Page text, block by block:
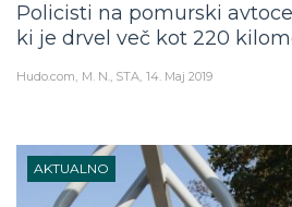
Policisti na pomurski
ki je drvel več kot 220
Hudo.com M. N., STA 14. Maj 2019
AKTUALNO